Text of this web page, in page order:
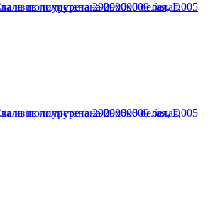
из полиуретана 2900х600 белая, D005
из полиуретана 2900х600 белая, D005